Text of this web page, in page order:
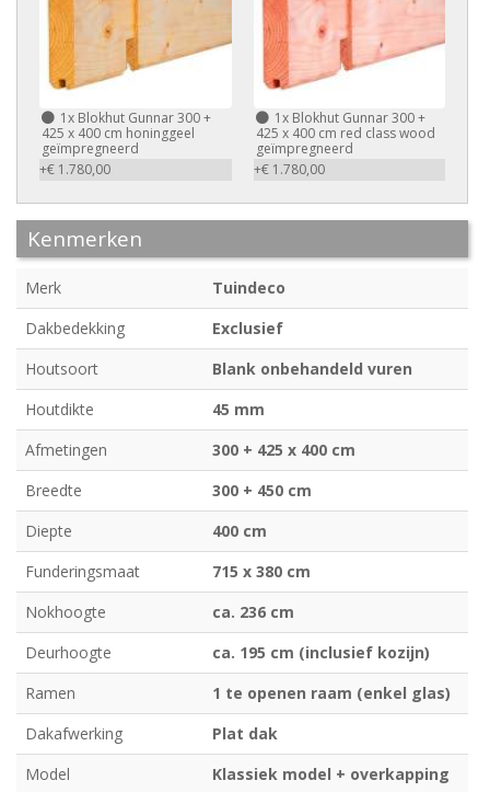
1x Blokhut Gunnar 300 +
425 x 400 cm honinggeel
geïmpregneerd
+€ 1.780,00
1xBlokhut Gunnar 300 +
425 x 400 cm red class wood
geïmpregneerd
+€ 1.780,00
Kenmerken
Merk
Tuindeco
Dakbedekking
Exclusief
Houtsoort
Blank onbehandeld vuren
Houtdikte
45 mm
Afmetingen
300 + 425 x 400 cm
Breedte
300 + 450 cm
Diepte
400 cm
Funderingsmaat
715 x 380 cm
Nokhoogte
ca. 236 cm
Deurhoogte
ca. 195 cm (inclusief kozijn)
Ramen
1 te openen raam (enkel glas)
Dakafwerking
Plat dak
Model
Klassiek model + overkapping